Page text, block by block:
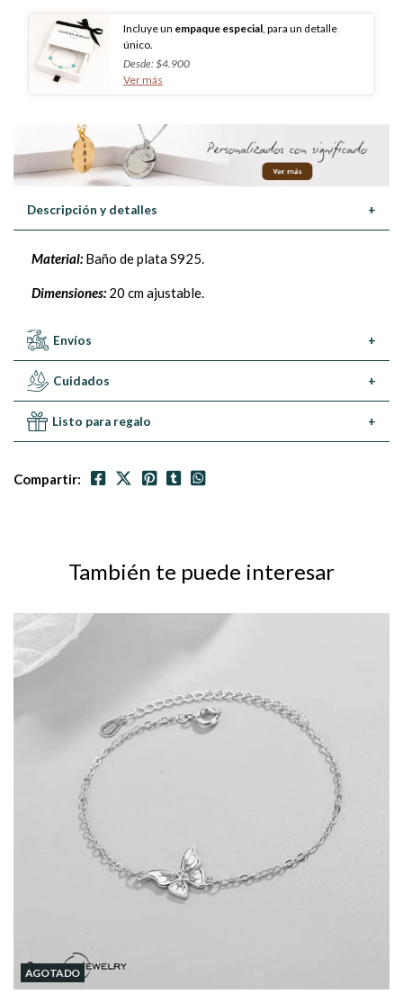
Incluye un empaque especial , para un detalle
único.
Desde: $4.900
Ver más
Descripción y detalles +
Material:Baño de plata S925.
Dimensiones:20 cm ajustable.
Envíos +
Cuidados +
Listo para regalo +
Compartir:
También te puede interesar
AGOTADO